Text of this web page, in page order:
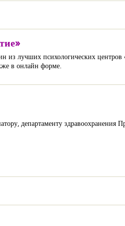
из лучших психологических
в онлайн форме.
департаменту здравоохранения